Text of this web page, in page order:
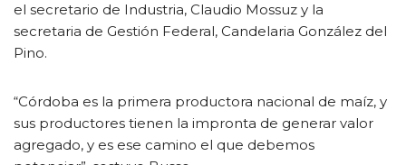
el secretario de Industria, Claudio Mossuz y la
secretaria de Gestión Federal, Candelaria González del
Pino.
“Córdoba es la primera productora nacional de maíz, y
sus productores tienen la impronta de generar valor
agregado, y es ese camino el que debemos